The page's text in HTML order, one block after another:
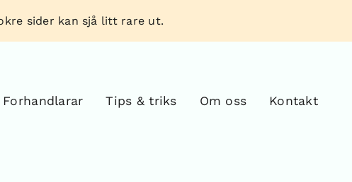
sider kan sjå litt rare ut.
Forhandlarar Tips & triks Om oss Kontakt